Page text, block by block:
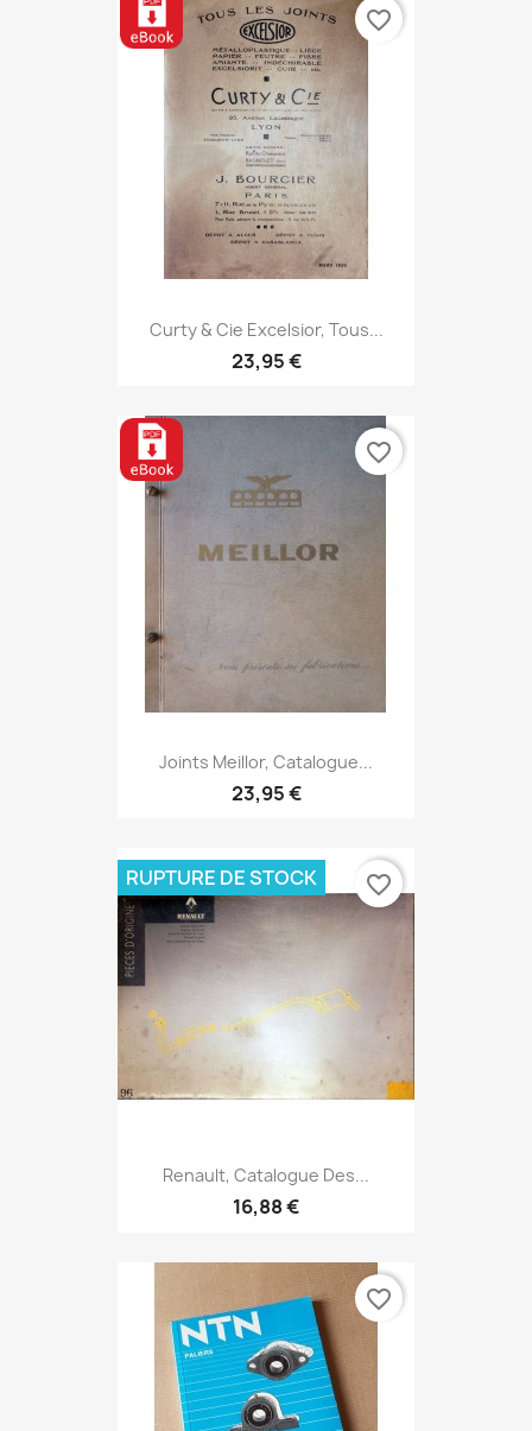
Curty & Cie Excelsior, Tous...
23,95 €
favorite_border
Joints Meillor, Catalogue...
23,95 €
favorite_border
Renault, Catalogue Des...
16,88 €
RUPTURE DE STOCK favorite_border
favorite_border